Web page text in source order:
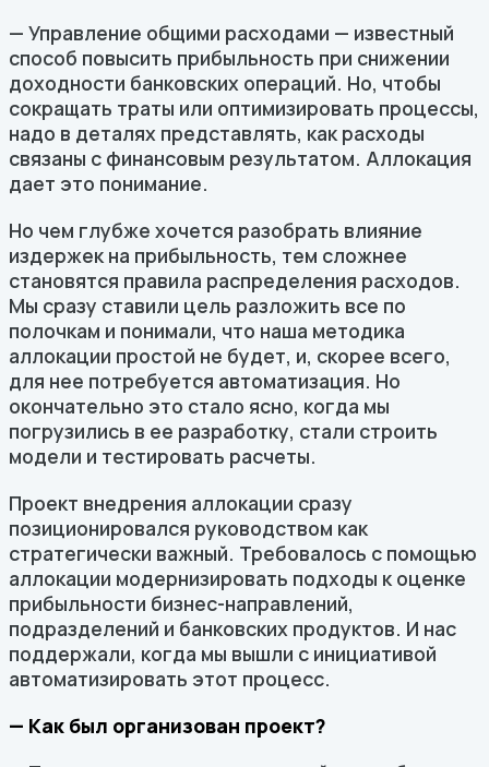
— Управление общими расходами — известный
способ повысить прибыльность при снижении
доходности банковских операций. Но, чтобы
сокращать траты или оптимизировать процессы,
надо в деталях представлять, как расходы
связаны с финансовым результатом. Аллокация
дает это понимание.
Но чем глубже хочется разобрать влияние
издержек на прибыльность, тем сложнее
становятся правила распределения расходов.
Мы сразу ставили цель разложить все по
полочкам и понимали, что наша методика
аллокации простой не будет, и, скорее всего,
для нее потребуется автоматизация. Но
окончательно это стало ясно, когда мы
погрузились в ее разработку, стали строить
модели и тестировать расчеты.
Проект внедрения аллокации сразу
позиционировался руководством как
стратегически важный. Требовалось с помощью
аллокации модернизировать подходы к оценке
прибыльности бизнес-направлений,
подразделений и банковских продуктов. И нас
поддержали, когда мы вышли с инициативой
автоматизировать этот процесс.
— Как был организован проект?